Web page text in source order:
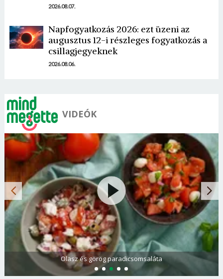
2026.08.07.
Napfogyatkozás 2026: ezt üzeni az
augusztus 12-i részleges fogyatkozás a
csillagjegyeknek
2026.08.06.
VIDEÓK
Olasz és görög paradicsomsaláta